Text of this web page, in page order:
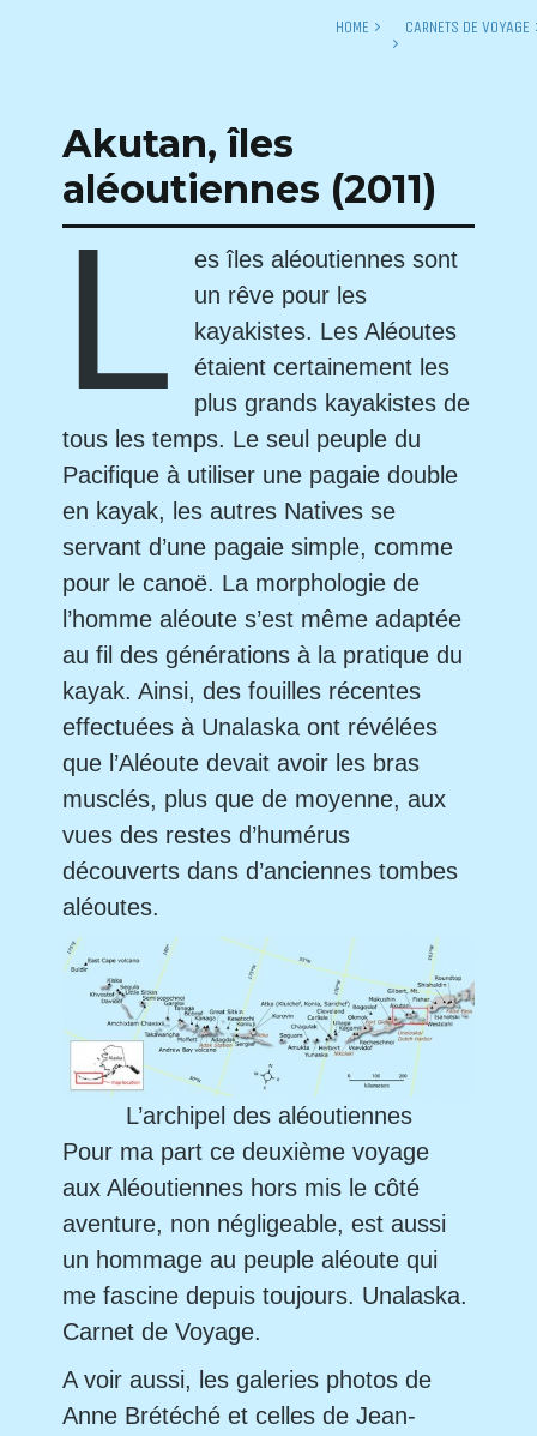
HOME CARNETS DE VOYAGE
Akutan, îles
aléoutiennes (2011)
L
es îles aléoutiennes sont
un rêve pour les
kayakistes. Les Aléoutes
étaient certainement les
plus grands kayakistes de
tous les temps. Le seul peuple du
Pacifique à utiliser une pagaie double
en kayak, les autres Natives se
servant d’une pagaie simple, comme
pour le canoë. La morphologie de
l’homme aléoute s’est même adaptée
au fil des générations à la pratique du
kayak. Ainsi, des fouilles récentes
effectuées à Unalaska ont révélées
que l’Aléoute devait avoir les bras
musclés, plus que de moyenne, aux
vues des restes d’humérus
découverts dans d’anciennes tombes
aléoutes.
L’archipel des aléoutiennes
Pour ma part ce deuxième voyage
aux Aléoutiennes hors mis le côté
aventure, non négligeable, est aussi
un hommage au peuple aléoute qui
me fascine depuis toujours. Unalaska.
Carnet de Voyage.
A voir aussi, les galeries photos de
Anne Brétéché et celles de Jean-